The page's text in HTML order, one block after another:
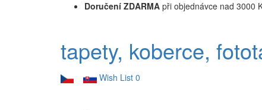
Doručení ZDARMA při objednávce nad 3000
tapety, koberce,
Wish List 0